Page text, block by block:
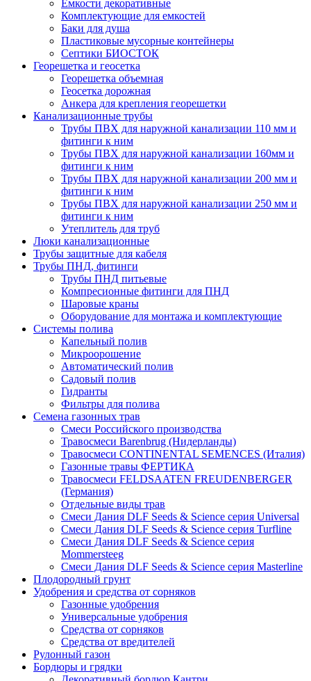
Ёмкости декоративные
Комплектующие для емкостей
Баки для душа
Пластиковые мусорные контейнеры
Септики БИОСТОК
Георешетка и геосетка
Георешетка объемная
Геосетка дорожная
Анкера для крепления георешетки
Канализационные трубы
Трубы ПВХ для наружной канализации 110 мм и
фитинги к ним
Трубы ПВХ для наружной канализации 160мм и
фитинги к ним
Трубы ПВХ для наружной канализации 200 мм и
фитинги к ним
Трубы ПВХ для наружной канализации 250 мм и
фитинги к ним
Утеплитель для труб
Люки канализационные
Трубы защитные для кабеля
Трубы ПНД, фитинги
Трубы ПНД питьевые
Компресионные фитинги для ПНД
Шаровые краны
Оборудование для монтажа и комплектующие
Системы полива
Капельный полив
Микроорошение
Автоматический полив
Садовый полив
Гидранты
Фильтры для полива
Семена газонных трав
Смеси Российского производства
Травосмеси Barenbrug (Нидерланды)
Травосмеси CONTINENTAL SEMENCES (Италия)
Газонные травы ФЕРТИКА
Травосмеси FELDSAATEN FREUDENBERGER
(Германия)
Отдельные виды трав
Смеси Дания DLF Seeds & Sciеnce серия Universal
Смеси Дания DLF Seeds & Sciеnce серия Turfline
Смеси Дания DLF Seeds & Sciеnce серия
Mommersteeg
Смеси Дания DLF Seeds & Sciеnce серия Masterline
Плодородный грунт
Удобрения и средства от сорняков
Газонные удобрения
Универсальные удобрения
Средства от сорняков
Средства от вредителей
Рулонный газон
Бордюры и грядки